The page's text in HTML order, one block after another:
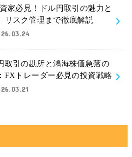
家必見！ドル円取引の魅力と
リスク管理まで徹底解説
取引の勘所と鴻海株価急落の
FXトレーダー必見の投資戦略